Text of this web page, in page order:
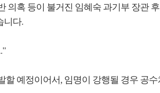
혹 등이 불거진 임혜숙 과기부 장관
니다.
예정이어서, 임명이 강행될 경우 공수